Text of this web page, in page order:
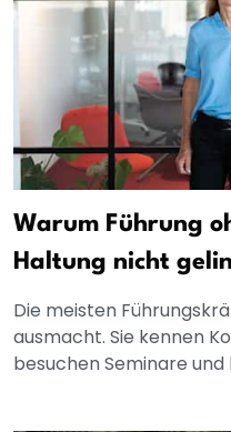
Warum Führung
Haltung nicht
Die meisten
ausmacht. Sie kennen
besuchen Seminare und